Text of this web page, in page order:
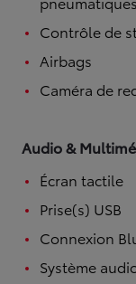
Contrôle de
Airbags
Caméra de
Audio &
Écran tactile
Prise(s) USB
Connexion
Système